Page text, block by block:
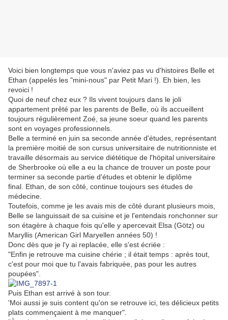
Voici bien longtemps que vous n'aviez pas vu d'histoires Belle et
Ethan (appelés les "mini-nous" par Petit Mari !). Eh bien, les
revoici !
Quoi de neuf chez eux ? Ils vivent toujours dans le joli
appartement prêté par les parents de Belle, où ils accueillent
toujours régulièrement Zoé, sa jeune soeur quand les parents
sont en voyages professionnels.
Belle a terminé en juin sa seconde année d'études, représentant
la première moitié de son cursus universitaire de nutritionniste et
travaille désormais au service diététique de l'höpital universitaire
de Sherbrooke où elle a eu la chance de trouver un poste pour
terminer sa seconde partie d'études et obtenir le diplôme
final. Ethan, de son côté, continue toujours ses études de
médecine.
Toutefois, comme je les avais mis de côté durant plusieurs mois,
Belle se languissait de sa cuisine et je l'entendais ronchonner sur
son étagère à chaque fois qu'elle y apercevait Elsa (Götz) ou
Maryllis (American Girl Maryellen années 50) !
Donc dès que je l'y ai replacée, elle s'est écriée :
"Enfin je retrouve ma cuisine chérie ; il était temps : après tout,
c'est pour moi que tu l'avais fabriquée, pas pour les autres
poupées".
Puis Ethan est arrivé à son tour.
'Moi aussi je suis content qu'on se retrouve ici, tes délicieux petits
plats commençaient à me manquer".